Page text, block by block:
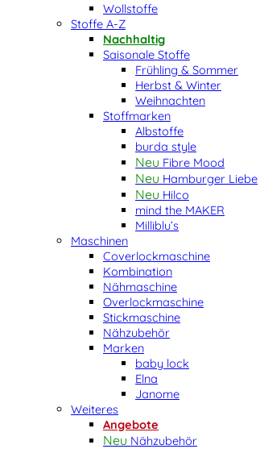
Wollstoffe
Stoffe A-Z
Nachhaltig
Saisonale Stoffe
Frühling & Sommer
Herbst & Winter
Weihnachten
Stoffmarken
Albstoffe
burda style
Fibre Mood
Hamburger Liebe
Hilco
mind the MAKER
Milliblu’s
Maschinen
Coverlockmaschine
Kombination
Nähmaschine
Overlockmaschine
Stickmaschine
Nähzubehör
Marken
baby lock
Elna
Janome
Weiteres
Angebote
Nähzubehör